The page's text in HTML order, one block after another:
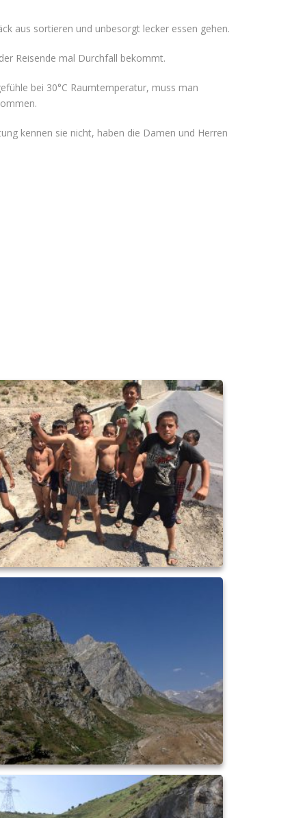
aus sortieren und unbesorgt lecker essen gehen.
Reisende mal Durchfall bekommt.
bei 30°C Raumtemperatur, muss man
kennen sie nicht, haben die Damen und Herren